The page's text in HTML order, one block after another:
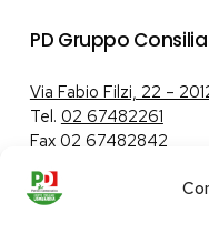
PD Gruppo
Via Fabio Filzi, 22 –
Tel. 02 67482261
Fax 02 67482842
Tutela dei dati